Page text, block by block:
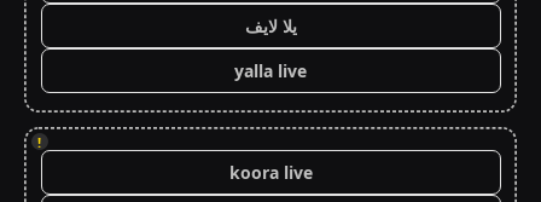
يلا لايف
yalla live
!
koora live